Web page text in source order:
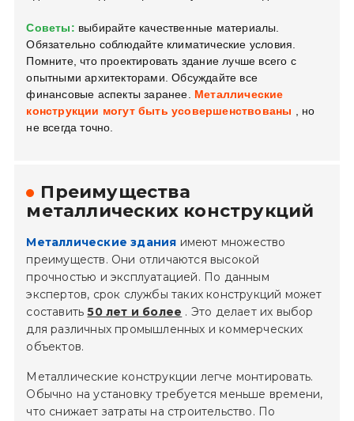
Советы: выбирайте качественные материалы.
Обязательно соблюдайте климатические условия.
Помните, что проектировать здание лучше всего с
опытными архитекторами. Обсуждайте все
финансовые аспекты заранее. Металлические
конструкции могут быть усовершенствованы , но
не всегда точно.
Преимущества
металлических конструкций
Металлические здания имеют множество
преимуществ. Они отличаются высокой
прочностью и эксплуатацией. По данным
экспертов, срок службы таких конструкций может
составить50 лет и более . Это делает их выбор
для различных промышленных и коммерческих
объектов.
Металлические конструкции легче монтировать.
Обычно на установку требуется меньше времени,
что снижает затраты на строительство. По